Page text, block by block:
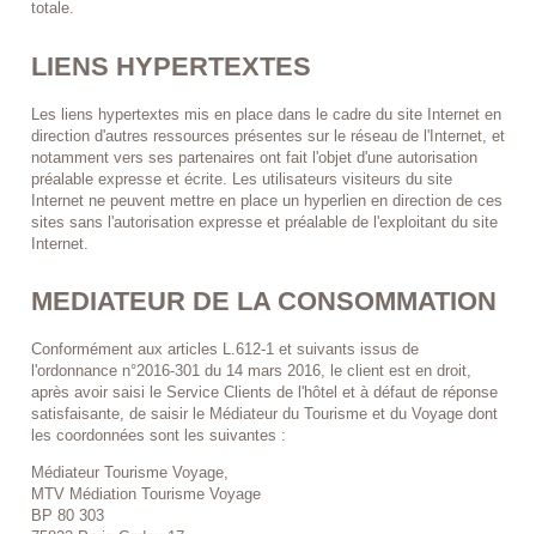
totale.
LIENS HYPERTEXTES
Les liens hypertextes mis en place dans le cadre du site Internet en
direction d'autres ressources présentes sur le réseau de l'Internet, et
notamment vers ses partenaires ont fait l'objet d'une autorisation
préalable expresse et écrite. Les utilisateurs visiteurs du site
Internet ne peuvent mettre en place un hyperlien en direction de ces
sites sans l'autorisation expresse et préalable de l'exploitant du site
Internet.
MEDIATEUR DE LA CONSOMMATION
Conformément aux articles L.612-1 et suivants issus de
l'ordonnance n°2016-301 du 14 mars 2016, le client est en droit,
après avoir saisi le Service Clients de l'hôtel et à défaut de réponse
satisfaisante, de saisir le Médiateur du Tourisme et du Voyage dont
les coordonnées sont les suivantes :
Médiateur Tourisme Voyage,
MTV Médiation Tourisme Voyage
BP 80 303